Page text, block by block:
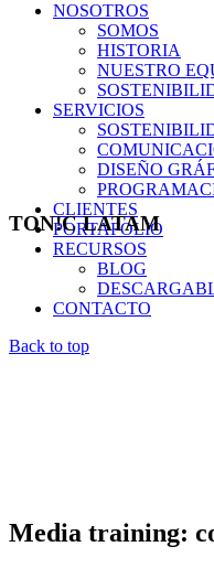
NOSOTROS
SOMOS
HISTORIA
NUESTRO
SERVICIOS
DISEÑO
CLIENTES
PORTAFOLIO
RECURSOS
BLOG
CONTACTO
Back to top
TON!C LATAM
Media training: